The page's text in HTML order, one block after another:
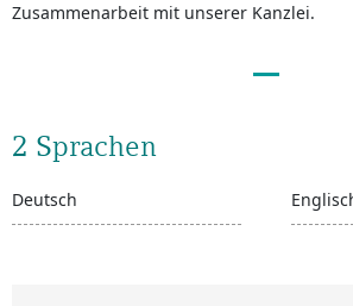
Zusammenarbeit mit unserer Kanzlei.
2 Sprachen
Deutsch